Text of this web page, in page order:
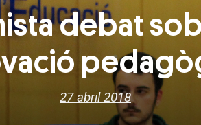
debat
27 abril 2018